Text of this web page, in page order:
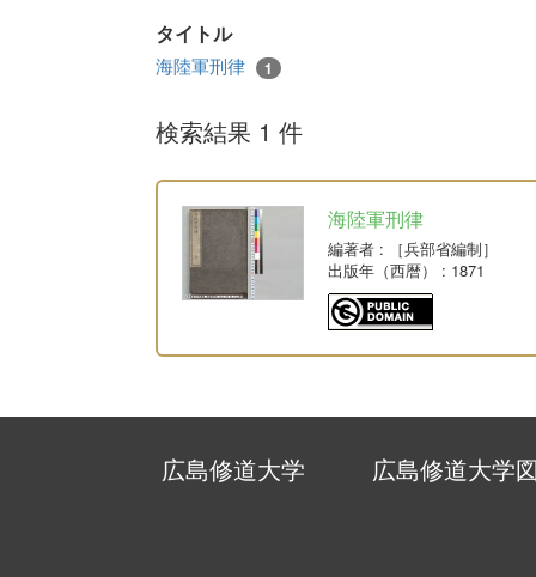
タイトル
海陸軍刑律 1
検索結果 1 件
海陸軍刑律
編著者 : ［兵部省編制］
出版年（西暦）
: 1871
広島修道大学 広島修道大学